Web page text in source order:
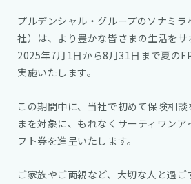
プルデンシャル・グループのソナミラ
社）は、より豊かな皆さまの生活をサ
2025年7月1日から8月31日まで夏の
実施いたします。
この期間中に、当社で初めて保険相
まを対象に、もれなくサーティワン
フト券を進呈いたします。
ご家族やご両親など、大切な人と過